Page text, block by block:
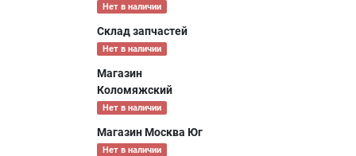
Нет в наличии
Склад запчастей
Нет в наличии
Магазин
Коломяжский
Нет в наличии
Магазин Москва Юг
Нет в наличии